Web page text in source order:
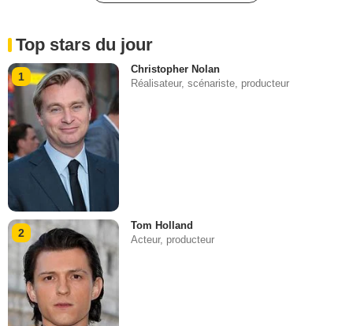
Top stars du jour
1
Christopher Nolan
Réalisateur, scénariste, producteur
2
Tom Holland
Acteur, producteur